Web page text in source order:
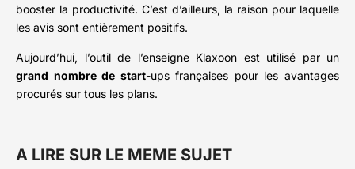
booster la productivité. C’est d’ailleurs, la raison pour laquelle
les avis sont entièrement positifs.
Aujourd’hui, l’outil de l’enseigne Klaxoon est utilisé par un
grand nombre de start-ups françaises pour les avantages
procurés sur tous les plans.
A LIRE SUR LE MEME SUJET